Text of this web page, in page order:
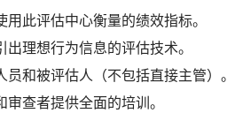
用此评估中心衡量的绩效指标。
出理想行为信息的评估技术。
员和被评估人（不包括直接主管）。
审查者提供全面的培训。